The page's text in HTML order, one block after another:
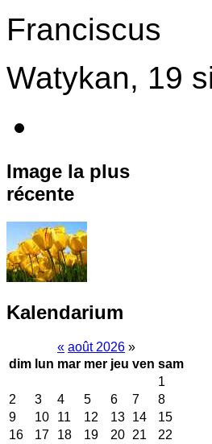
Franciscus
Watykan, 19
Image la plus
récente
Kalendarium
« août 2026 »
dim lun mar mer jeu ven sam
1
2
3 4 5 6 7
8
9
10 11 12 13 14
15
16
17 18 19 20 21
22